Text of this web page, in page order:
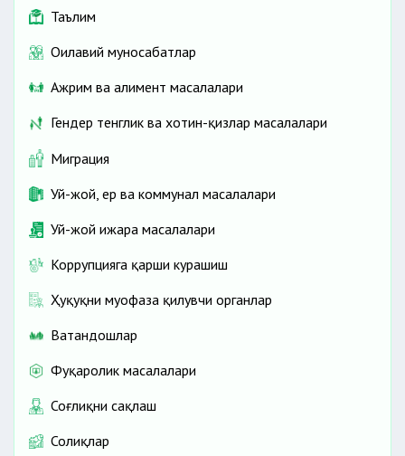
Таълим
Оилавий муносабатлар
Ажрим ва алимент масалалари
Гендер тенглик ва хотин-қизлар масалалари
Миграция
Уй-жой, ер ва коммунал масалалари
Уй-жой ижара масалалари
Коррупцияга қарши курашиш
Ҳуқуқни муҳофаза қилувчи органлар
Ватандошлар
Фуқаролик масалалари
Соғлиқни сақлаш
Солиқлар